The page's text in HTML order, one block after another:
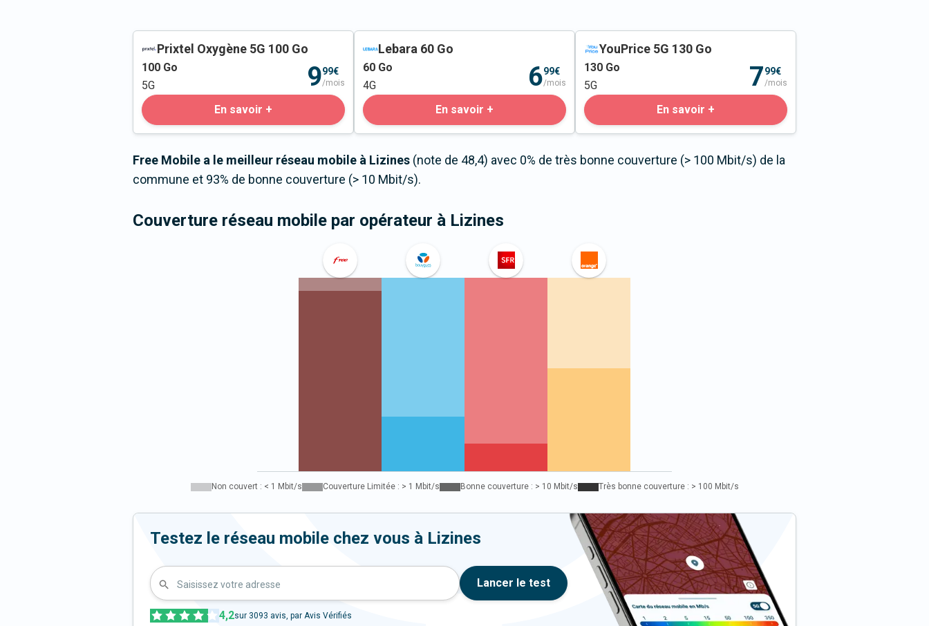
Prixtel Oxygène 5G 100 Go
100 Go
5G
999€
/mois
En savoir +
Lebara 60 Go
60 Go
4G
699€
/mois
En savoir +
YouPrice 5G 130 Go
130 Go
5G
799€
/mois
En savoir +
Free Mobile a le meilleur réseau mobile à Lizines (note de 48,4) avec 0% de très bonne couverture (> 100 Mbit/s) de la
commune et 93% de bonne couverture (> 10 Mbit/s).
Couverture réseau mobile par opérateur à Lizines
Non couvert : < 1 Mbit/s Couverture Limitée : > 1 Mbit/s Bonne couverture : > 10 Mbit/s Très bonne couverture : > 100 Mbit/s
Testez le réseau mobile chez vous à Lizines
Saisissez votre adresse Lancer le test
4,2sur 3093 avis, par Avis Vérifiés